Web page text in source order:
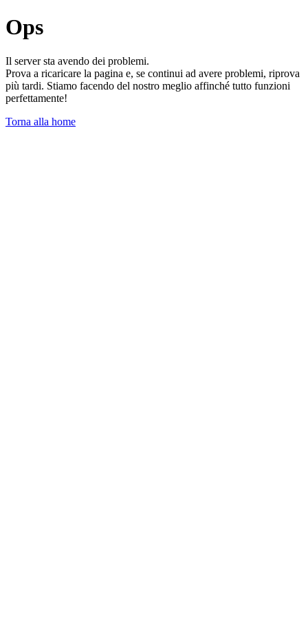
Ops
Il server sta avendo dei problemi.
Prova a ricaricare la pagina e, se continui ad avere problemi, riprova
più tardi. Stiamo facendo del nostro meglio affinché tutto funzioni
perfettamente!
Torna alla home